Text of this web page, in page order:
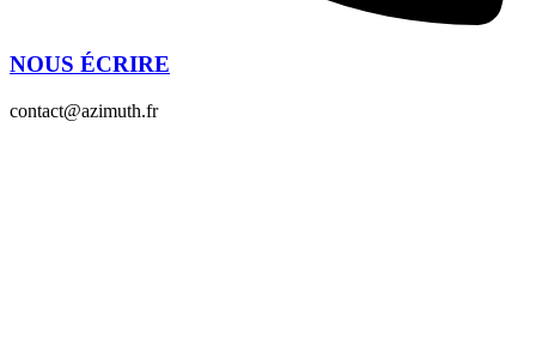
NOUS ÉCRIRE
contact@azimuth.fr